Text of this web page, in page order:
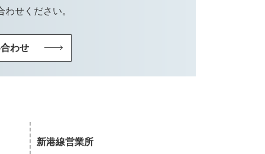
せください。
わせ
新港線営業所